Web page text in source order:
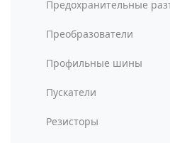
Предохранительные
Преобразователи
Профильные шины
Пускатели
Резисторы